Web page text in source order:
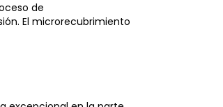
de
El microrecubrimiento